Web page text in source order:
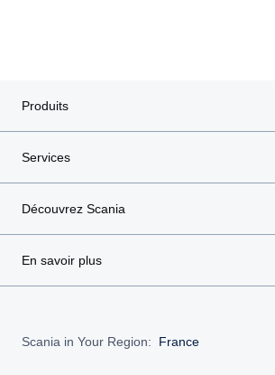
Produits
Services
Découvrez Scania
En savoir plus
Scania in Your Region: France